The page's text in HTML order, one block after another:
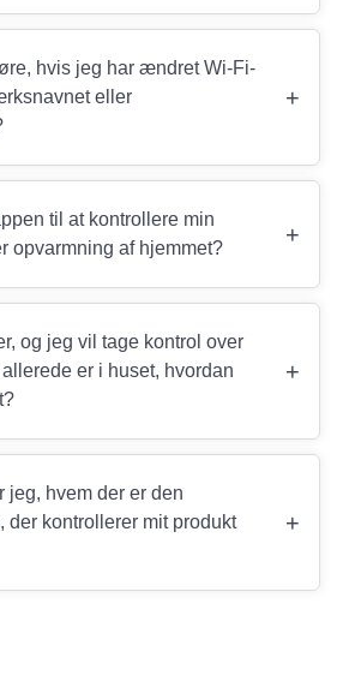
hvis jeg har ændret Wi-Fi-
eller
+
til at kontrollere min
opvarmning af hjemmet?
+
og jeg vil tage kontrol over
er i huset, hvordan
+
jeg, hvem der er den
der kontrollerer mit produkt
+